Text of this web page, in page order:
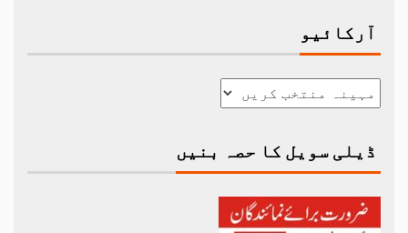
آرکائیو
ڈیلی سویل کا حصہ بنیں